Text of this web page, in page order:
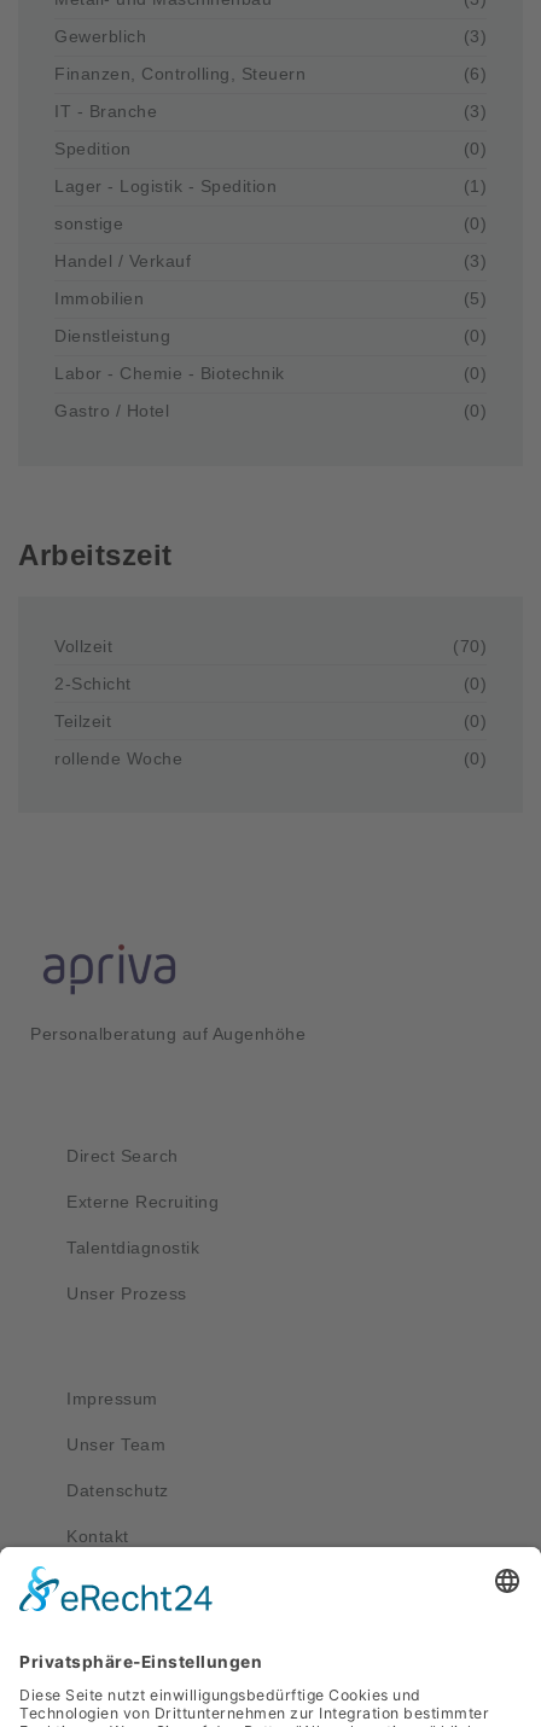
Gewerblich
(3)
Finanzen, Controlling, Steuern
(6)
IT - Branche
(3)
Spedition
(0)
Lager - Logistik - Spedition
(1)
sonstige
(0)
Handel / Verkauf
(3)
Immobilien
(5)
Dienstleistung
(0)
Labor - Chemie - Biotechnik
(0)
Gastro / Hotel
(0)
Arbeitszeit
Vollzeit
(70)
2-Schicht
(0)
Teilzeit
(0)
rollende Woche
(0)
Personalberatung auf Augenhöhe
Direct Search
Externe Recruiting
Talentdiagnostik
Unser Prozess
Impressum
Unser Team
Datenschutz
Kontakt
Kontakt
0351 4189 3330